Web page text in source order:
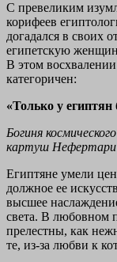
С превеликим
корифеев
догадался в своих
египетскую
В этом
категоричен:
«Только у
Богиня
картуш Нефертари
Eгиптяне умели
должное ее
высшее
света. В любовном
прелестны, как
те, из-за любви к